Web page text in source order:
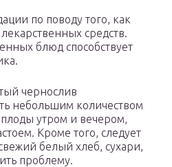
по поводу того, как
средств.
блюд способствует
чернослив
небольшим количеством
утром и вечером,
Кроме того, следует
белый хлеб, сухари,
проблему.